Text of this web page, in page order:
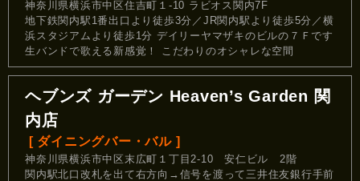
神奈川県横浜市中区住吉町１-10 ラビオス関内7F
地下鉄関内駅1番出口より徒歩3分／JR関内駅より徒歩5分／横
浜スタジアムより徒歩1分 デイリーヤマザキのビルの７Ｆです
生バンドで歌える新感覚！ こだわりのオシャレな空間
ヘブンズ ガーデン Heaven’s Garden 関
内店
[ ダイニングバー・バル ]
神奈川県横浜市中区末広町１丁目2-10 安仁ビル 2階
関内駅北口改札を出て右方向→信号を渡って三井住友銀行手前